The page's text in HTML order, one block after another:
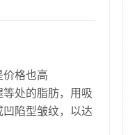
价格也高
处的脂肪，用吸
陷型皱纹，以达